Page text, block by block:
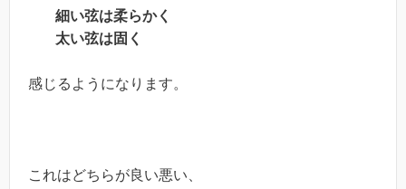
細い弦は柔らかく
太い弦は固く
感じるようになります。
これはどちらが良い悪い、